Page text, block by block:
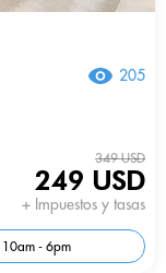
205
349 USD
249 USD
+ Impuestos y tasas
10am - 6pm